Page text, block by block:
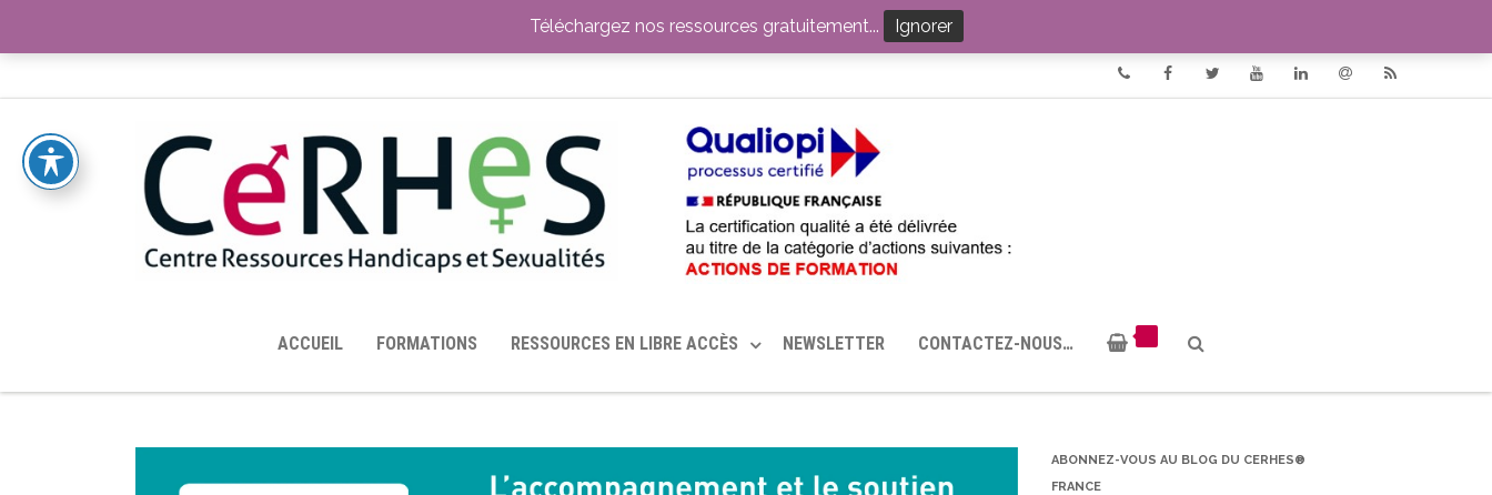
TOUTES LES RESSOURCES MISES À DISPOSITION PAR LE CERHES® FRANCE OUTILS EN SANTÉ SEXUELLE
ACCUEIL FORMATIONS RESSOURCES EN LIBRE ACCÈS NEWSLETTER CONTACTEZ-NOUS…
ABONNEZ-VOUS AU BLOG DU CERHES®
FRANCE
Téléchargez nos ressources gratuitement... Ignorer